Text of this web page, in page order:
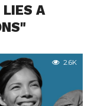
A
2.6K